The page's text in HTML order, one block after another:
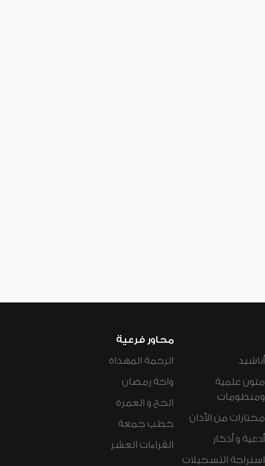
أناشيد
متون علمية
ومنظومات
مختارات من الأذان
أدعية و أذكار
استراحة التسجيلات
محاور فرعية
الرحمة المهداة
واحة رمضان
الحج و العمرة
خطب جمعة
القراءات العشر